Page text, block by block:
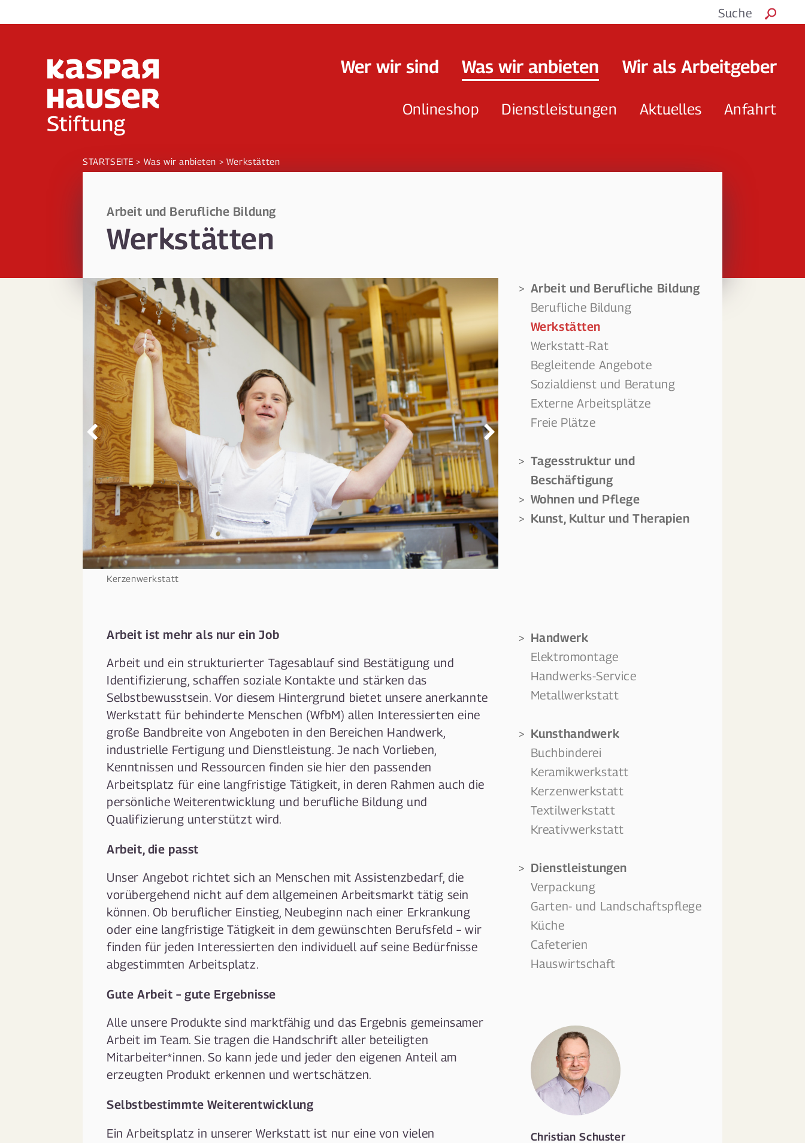
zum
Suche
Wer wir sind Was wir anbieten Wir als Arbeitgeber
Onlineshop Dienstleistungen Aktuelles Anfahrt
STARTSEITE Was wir anbieten Werkstätten
Arbeit und Berufliche Bildung
Werkstätten
Kerzenwerkstatt
Arbeit ist mehr als nur ein Job
Arbeit und ein strukturierter Tagesablauf sind Bestätigung und
Identifizierung, schaffen soziale Kontakte und stärken das
Selbstbewusstsein. Vor diesem Hintergrund bietet unsere anerkannte
Werkstatt für behinderte Menschen (WfbM) allen Interessierten eine
große Bandbreite von Angeboten in den Bereichen Handwerk,
industrielle Fertigung und Dienstleistung. Je nach Vorlieben,
Kenntnissen und Ressourcen finden sie hier den passenden
Arbeitsplatz für eine langfristige Tätigkeit, in deren Rahmen auch die
persönliche Weiterentwicklung und berufliche Bildung und
Qualifizierung unterstützt wird.
Arbeit, die passt
Unser Angebot richtet sich an Menschen mit Assistenzbedarf, die
vorübergehend nicht auf dem allgemeinen Arbeitsmarkt tätig sein
können. Ob beruflicher Einstieg, Neubeginn nach einer Erkrankung
oder eine langfristige Tätigkeit in dem gewünschten Berufsfeld – wir
finden für jeden Interessierten den individuell auf seine Bedürfnisse
abgestimmten Arbeitsplatz.
Gute Arbeit – gute Ergebnisse
Alle unsere Produkte sind marktfähig und das Ergebnis gemeinsamer
Arbeit im Team. Sie tragen die Handschrift aller beteiligten
Mitarbeiter*innen. So kann jede und jeder den eigenen Anteil am
erzeugten Produkt erkennen und wertschätzen.
Selbstbestimmte Weiterentwicklung
Ein Arbeitsplatz in unserer Werkstatt ist nur eine von vielen
Arbeit und Berufliche Bildung
Berufliche Bildung
Werkstätten
Werkstatt-Rat
Begleitende Angebote
Sozialdienst und Beratung
Externe Arbeitsplätze
Freie Plätze
Tagesstruktur und
Beschäftigung
Wohnen und Pflege
Kunst, Kultur und Therapien
Werkstätten
Handwerk
Elektromontage
Handwerks-Service
Metallwerkstatt
Kunsthandwerk
Buchbinderei
Keramikwerkstatt
Kerzenwerkstatt
Textilwerkstatt
Kreativwerkstatt
Dienstleistungen
Verpackung
Garten- und Landschaftspflege
Küche
Cafeterien
Hauswirtschaft
Christian Schuster